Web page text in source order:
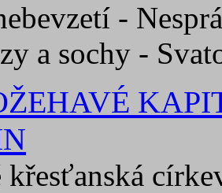
-
a sochy -
křesťanská